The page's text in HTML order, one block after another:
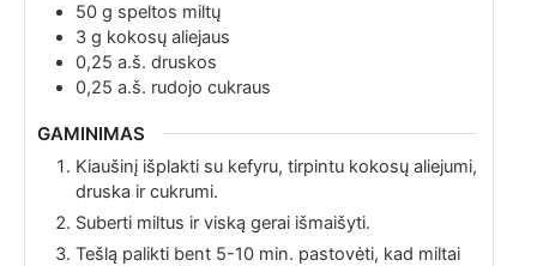
50 g speltos miltų
3 g kokosų aliejaus
0,25 a.š. druskos
0,25 a.š. rudojo cukraus
GAMINIMAS
Kiaušinį išplakti su kefyru, tirpintu kokosų aliejumi,
druska ir cukrumi.
Suberti miltus ir viską gerai išmaišyti.
Tešlą palikti bent 5-10 min. pastovėti, kad miltai